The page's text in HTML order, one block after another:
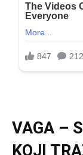
VAGA –
KOJI